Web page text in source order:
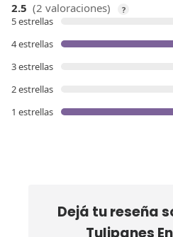
2.5 (2 valoraciones) ?
5 estrellas
4 estrellas
3 estrellas
2 estrellas
1 estrellas
Dejá tu reseña